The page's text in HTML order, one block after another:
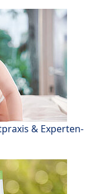
& Experten-